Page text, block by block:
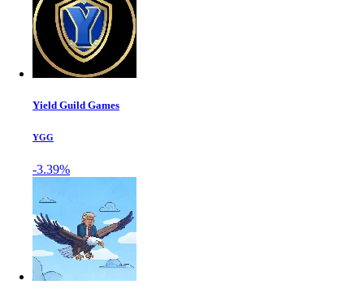
Yield Guild Games
YGG
-3.39%